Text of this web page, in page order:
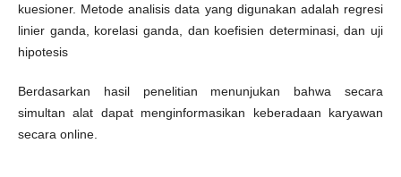
kuesioner. Metode analisis data yang digunakan adalah regresi
linier ganda, korelasi ganda, dan koefisien determinasi, dan uji
hipotesis
Berdasarkan hasil penelitian menunjukan bahwa secara
simultan alat dapat menginformasikan keberadaan karyawan
secara online.